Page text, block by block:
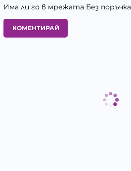
Има ли го в мрежата Без поръчка
КОМЕНТИРАЙ